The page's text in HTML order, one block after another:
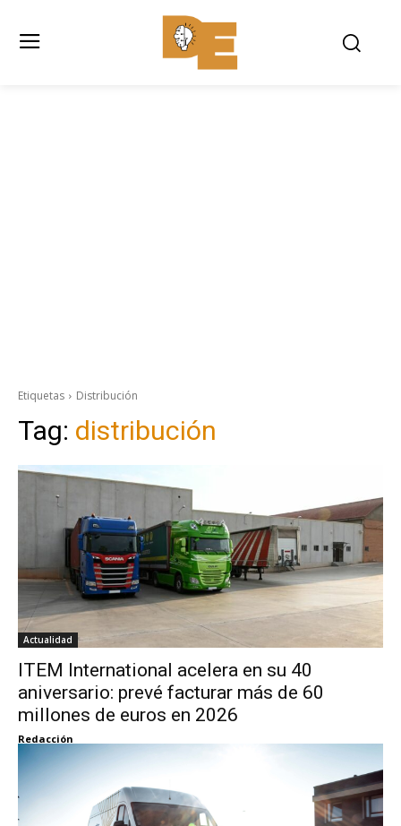
Etiquetas Distribución
Tag: distribución
Actualidad
ITEM International acelera en su 40
aniversario: prevé facturar más de 60
millones de euros en 2026
Redacción